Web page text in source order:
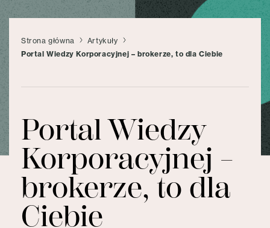
Strona główna
Artykuły
Portal Wiedzy Korporacyjnej – brokerze, to dla Ciebie
Portal Wiedzy
Korporacyjnej –
brokerze, to dla
Ciebie